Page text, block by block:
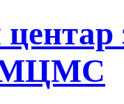
МЦМС